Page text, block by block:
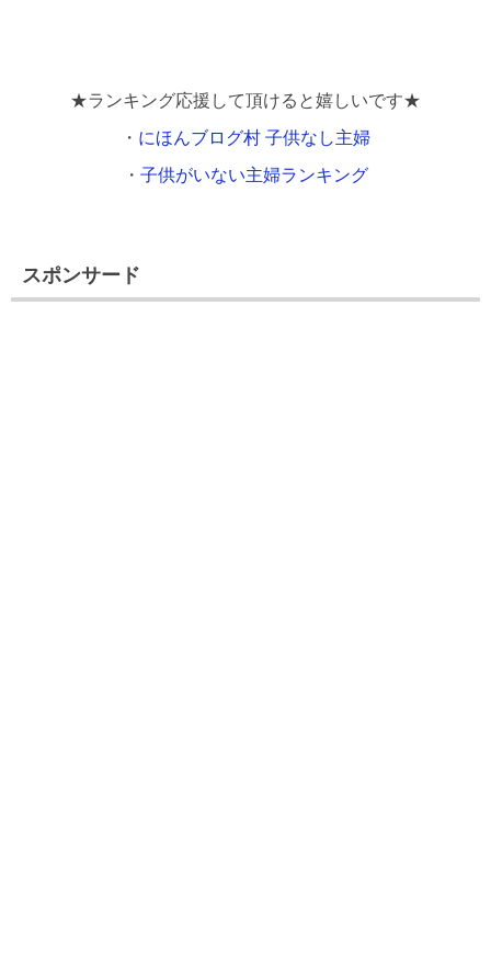
★ランキング応援して頂けると嬉しいです★
・ にほんブログ村 子供なし主婦
・ 子供がいない主婦ランキング
スポンサード